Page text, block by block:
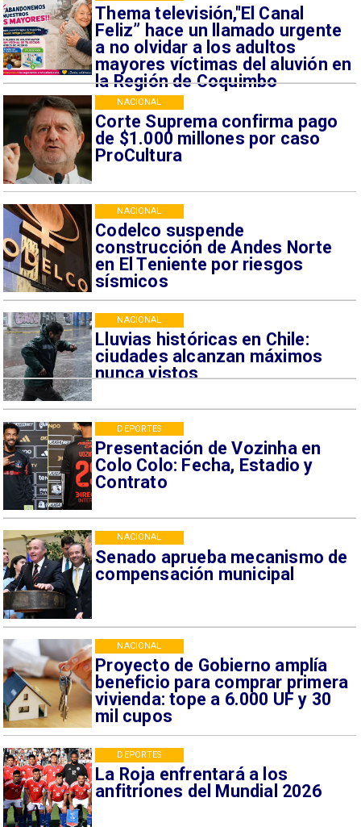
Thema televisión,"El Canal
Feliz” hace un llamado urgente
a no olvidar a los adultos
mayores víctimas del aluvión en
la Región de Coquimbo
Corte Suprema confirma pago
de $1.000 millones por caso
ProCultura
NACIONAL
Codelco suspende
construcción de Andes Norte
en El Teniente por riesgos
sísmicos
NACIONAL
Lluvias históricas en Chile:
ciudades alcanzan máximos
nunca vistos
NACIONAL
Presentación de Vozinha en
Colo Colo: Fecha, Estadio y
Contrato
DEPORTES
Senado aprueba mecanismo de
compensación municipal
NACIONAL
Proyecto de Gobierno amplía
beneficio para comprar primera
vivienda: tope a 6.000 UF y 30
mil cupos
NACIONAL
La Roja enfrentará a los
anfitriones del Mundial 2026
DEPORTES